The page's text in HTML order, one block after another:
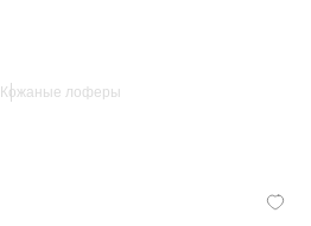
Кожаные лоферы